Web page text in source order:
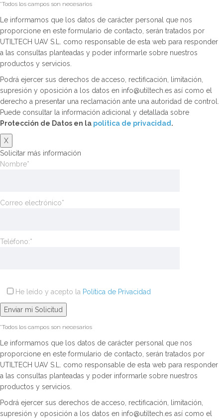
*Todos los campos son necesarios
Le informamos que los datos de carácter personal que nos
proporcione en este formulario de contacto, serán tratados por
UTILTECH UAV S.L. como responsable de esta web para responder
a las consultas planteadas y poder informarle sobre nuestros
productos y servicios.
Podrá ejercer sus derechos de acceso, rectificación, limitación,
supresión y oposición a los datos en info@utiltech.es así como el
derecho a presentar una reclamación ante una autoridad de control.
Puede consultar la información adicional y detallada sobre
Protección de Datos en la politica de privacidad .
X
Solicitar más información
Nombre*
Correo electrónico*
Teléfono:*
He leído y acepto la Política de Privacidad
*Todos los campos son necesarios
Le informamos que los datos de carácter personal que nos
proporcione en este formulario de contacto, serán tratados por
UTILTECH UAV S.L. como responsable de esta web para responder
a las consultas planteadas y poder informarle sobre nuestros
productos y servicios.
Podrá ejercer sus derechos de acceso, rectificación, limitación,
supresión y oposición a los datos en info@utiltech.es así como el